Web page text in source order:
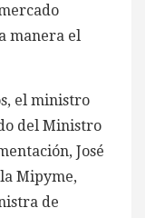
manera el
el ministro
del Ministro
José
Mipyme,
de